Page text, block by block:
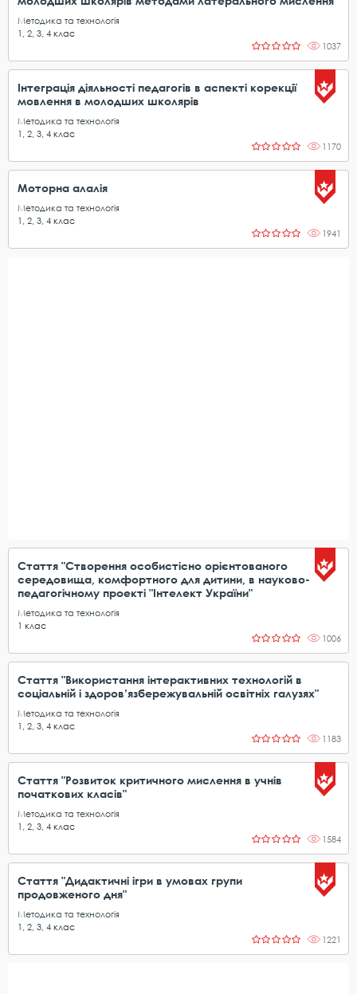
Методика та технологія
1
2 3 4 клас
1037
Інтеграція діяльності педагогів в аспекті корекції
мовлення в молодших школярів
Методика та технологія
1
2 3 4 клас
1170
Моторна алалія
Методика та технологія
1
2 3 4 клас
1941
Стаття "Створення особистісно орієнтованого
середовища, комфортного для дитини, в науково-
педагогічному проекті "Інтелект України"
Методика та технологія
1 клас
1006
Стаття "Використання інтерактивних технологій в
соціальній і здоров’язбережувальній освітніх галузях"
Методика та технологія
1
2 3 4 клас
1183
Стаття "Розвиток критичного мислення в учнів
початкових класів"
Методика та технологія
1
2 3 4 клас
1584
Стаття "Дидактичні ігри в умовах групи
продовженого дня"
Методика та технологія
1
2 3 4 клас
1221